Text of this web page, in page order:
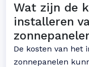
Wat zijn de
installeren
De kosten van het
zonnepanelen